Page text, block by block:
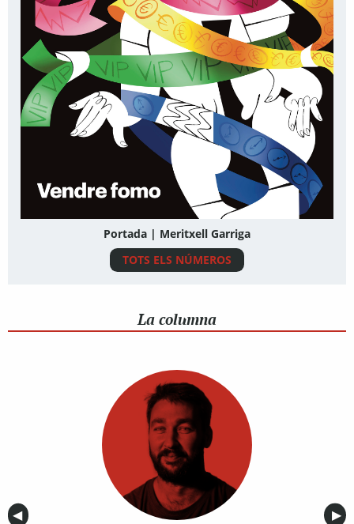
Portada | Meritxell Garriga
TOTS ELS NÚMEROS
La columna
Anterior
◀︎ ▶︎